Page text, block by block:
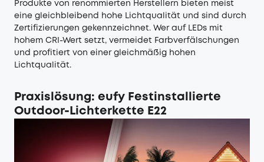
Produkte von renommierten Herstellern bieten meist
eine gleichbleibend hohe Lichtqualität und sind durch
Zertifizierungen gekennzeichnet. Wer auf LEDs mit
hohem CRI-Wert setzt, vermeidet Farbverfälschungen
und profitiert von einer gleichmäßig hohen
Lichtqualität.
Praxislösung: eufy Festinstallierte
Outdoor-Lichterkette E22